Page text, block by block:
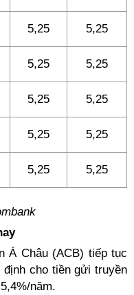
5,25 5,25
5,25 5,25
5,25 5,25
5,25 5,25
5,25 5,25
Á Châu (ACB) tiếp tục
cho tiền gửi truyền
năm.